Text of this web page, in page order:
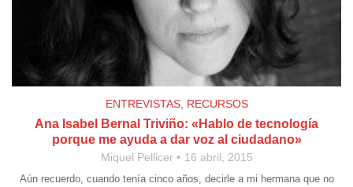
ENTREVISTAS, RECURSOS
Ana Isabel Bernal Triviño: «Hablo de tecnología
porque me ayuda a dar voz al ciudadano»
Miquel Pellicer 16 abril, 2015
Aún recuerdo, cuando tenía cinco años, decirle a mi hermana que no